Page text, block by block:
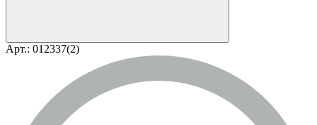
Арт.: 012337(2)